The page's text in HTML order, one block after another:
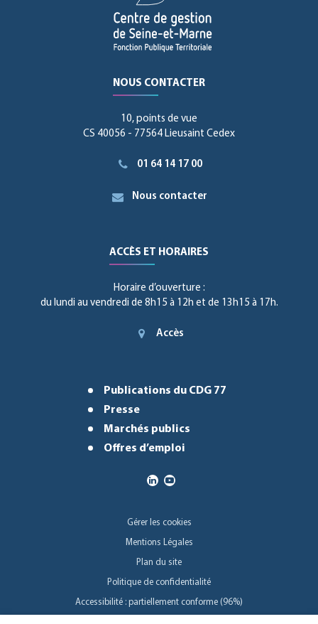
NOUS CONTACTER
10, points de vue
CS 40056 - 77564 Lieusaint Cedex
01 64 14 17 00
Nous contacter
ACCÈS ET HORAIRES
Horaire d’ouverture :
du lundi au vendredi de 8h15 à 12h et de 13h15 à 17h.
Accès
Publications du CDG 77
Presse
Marchés publics
Offres d’emploi
Gérer les cookies
Mentions Légales
Plan du site
Politique de confidentialité
Accessibilité : partiellement conforme (96%)